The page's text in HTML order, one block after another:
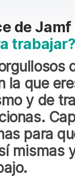
de Jamf
trabajar?
la que
y de
para
mismas